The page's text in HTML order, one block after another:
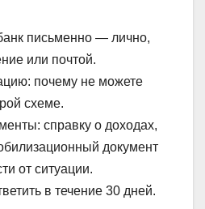
письменно — лично,
или почтой.
почему не можете
схеме.
справку о доходах,
документ
от ситуации.
в течение 30 дней.